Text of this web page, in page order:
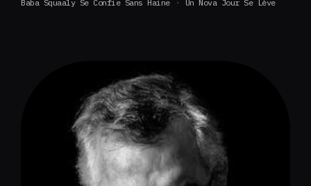
Baba Squaaly Se Confie Sans Haine Un Nova Jour Se Lève